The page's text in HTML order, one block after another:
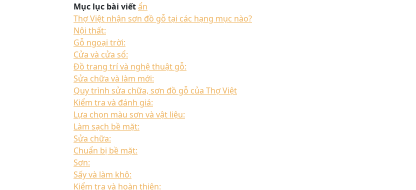
Mục lục bài viếtẩn
Thợ Việt nhận sơn đồ gỗ tại các hạng mục nào?
Nội thất:
Gỗ ngoại trời:
Cửa và cửa sổ:
Đồ trang trí và nghệ thuật gỗ:
Sửa chữa và làm mới:
Quy trình sửa chữa, sơn đồ gỗ của Thợ Việt
Kiểm tra và đánh giá:
Lựa chọn màu sơn và vật liệu:
Làm sạch bề mặt:
Sửa chữa:
Chuẩn bị bề mặt:
Sơn:
Sấy và làm khô:
Kiểm tra và hoàn thiện: